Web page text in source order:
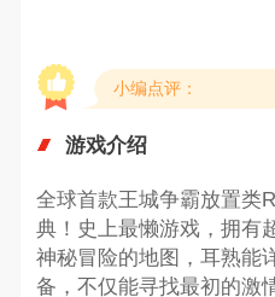
小编点评：
游戏介绍
全球首款王城争霸放置类
典！史上最懒游戏，拥有
神秘冒险的地图，耳熟能
备，不仅能寻找最初的激